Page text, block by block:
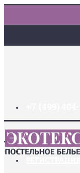
ДОСТАВКА И
ЗАКЛАДКИ (0
ЛОГИН